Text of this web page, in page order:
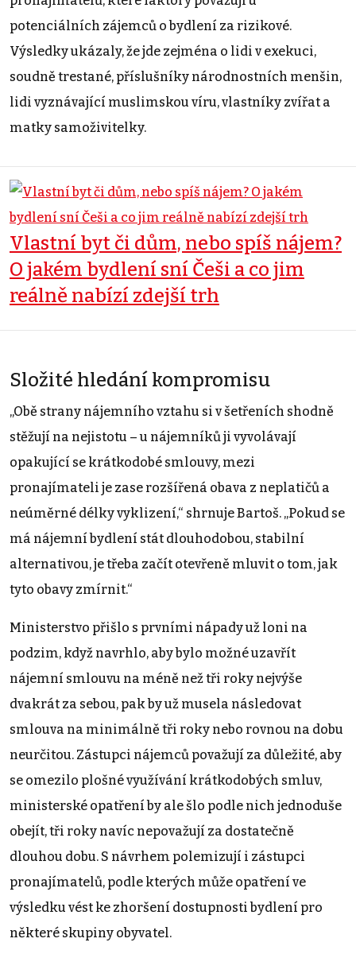
potenciálních zájemců o bydlení za rizikové.
Výsledky ukázaly, že jde zejména o lidi v exekuci,
soudně trestané, příslušníky národnostních menšin,
lidi vyznávající muslimskou víru, vlastníky zvířat a
matky samoživitelky.
Vlastní byt či dům, nebo spíš nájem?
O jakém bydlení sní Češi a co jim
reálně nabízí zdejší trh
Složité hledání kompromisu
„Obě strany nájemního vztahu si v šetřeních shodně
stěžují na nejistotu – u nájemníků ji vyvolávají
opakující se krátkodobé smlouvy, mezi
pronajímateli je zase rozšířená obava z neplatičů a
neúměrné délky vyklizení,“ shrnuje Bartoš. „Pokud se
má nájemní bydlení stát dlouhodobou, stabilní
alternativou, je třeba začít otevřeně mluvit o tom, jak
tyto obavy zmírnit.“
Ministerstvo přišlo s prvními nápady už loni na
podzim, když navrhlo, aby bylo možné uzavřít
nájemní smlouvu na méně než tři roky nejvýše
dvakrát za sebou, pak by už musela následovat
smlouva na minimálně tři roky nebo rovnou na dobu
neurčitou. Zástupci nájemců považují za důležité, aby
se omezilo plošné využívání krátkodobých smluv,
ministerské opatření by ale šlo podle nich jednoduše
obejít, tři roky navíc nepovažují za dostatečně
dlouhou dobu. S návrhem polemizují i zástupci
pronajímatelů, podle kterých může opatření ve
výsledku vést ke zhoršení dostupnosti bydlení pro
některé skupiny obyvatel.